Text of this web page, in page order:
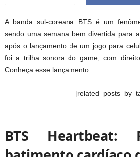
A banda sul-coreana BTS é um
sendo uma semana bem divertida para
após o lançamento de um jogo para
foi a trilha sonora do game, com
Conheça esse lançamento.
BTS Heartbeat: